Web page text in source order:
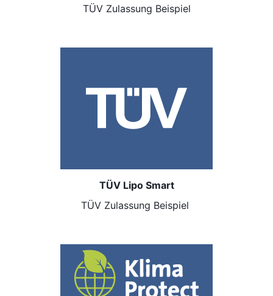
TÜV Zulassung Beispiel
TÜV Lipo Smart
TÜV Zulassung Beispiel